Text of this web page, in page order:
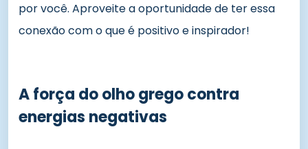
por você. Aproveite a oportunidade de ter essa
conexão com o que é positivo e inspirador!
A força do olho grego contra
energias negativas